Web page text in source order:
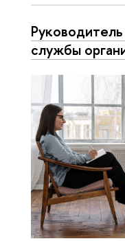
службы